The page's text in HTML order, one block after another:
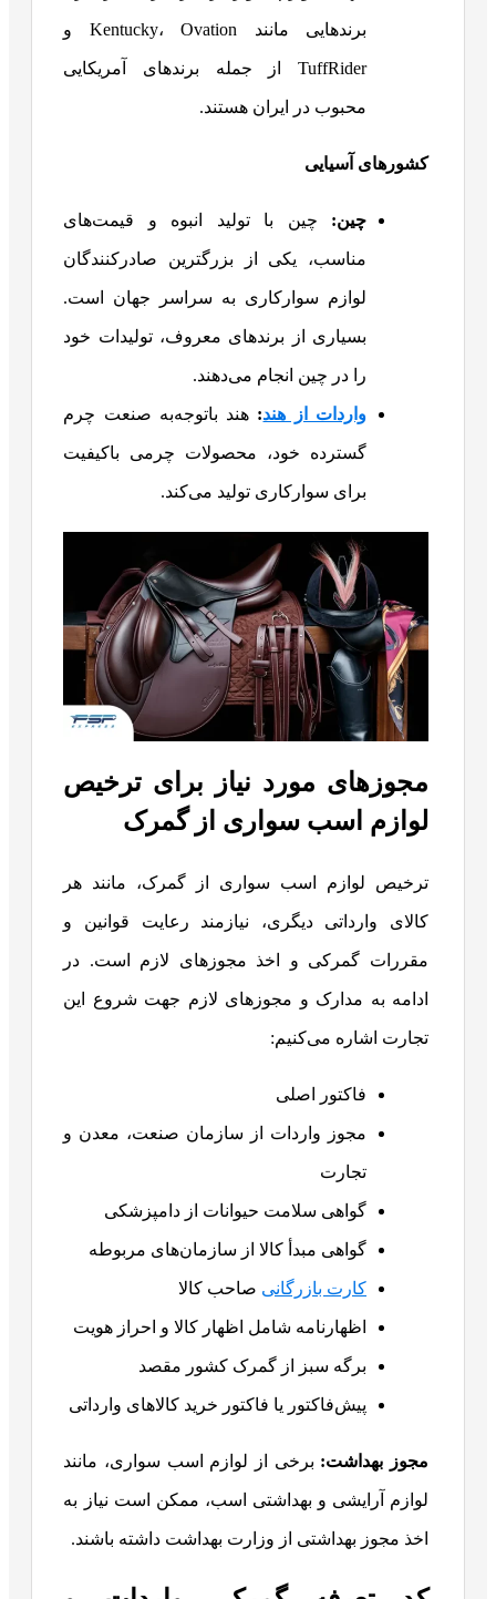
برندهایی مانند Kentucky، Ovation و
TuffRider از جمله برندهای آمریکایی
محبوب در ایران هستند.
کشورهای آسیایی
چین: چین با تولید انبوه و قیمت‌های
مناسب، یکی از بزرگترین صادرکنندگان
لوازم سوارکاری به سراسر جهان است.
بسیاری از برندهای معروف، تولیدات خود
را در چین انجام می‌دهند.
واردات از هند: هند باتوجه‌به صنعت چرم
گسترده خود، محصولات چرمی باکیفیت
برای سوارکاری تولید می‌کند.
مجوزهای مورد نیاز برای ترخیص
لوازم اسب سواری از گمرک
ترخیص لوازم اسب سواری از گمرک، مانند هر
کالای وارداتی دیگری، نیازمند رعایت قوانین و
مقررات گمرکی و اخذ مجوزهای لازم است. در
ادامه به مدارک و مجوزهای لازم جهت شروع این
تجارت اشاره می‌کنیم:
فاکتور اصلی
مجوز واردات از سازمان صنعت، معدن و
تجارت
گواهی سلامت حیوانات از دامپزشکی
گواهی مبدأ کالا از سازمان‌های مربوطه
کارت بازرگانی صاحب کالا
اظهارنامه شامل اظهار کالا و احراز هویت
برگه سبز از گمرک کشور مقصد
پیش‌فاکتور یا فاکتور خرید کالاهای وارداتی
مجوز بهداشت: برخی از لوازم اسب سواری، مانند
لوازم آرایشی و بهداشتی اسب، ممکن است نیاز به
اخذ مجوز بهداشتی از وزارت بهداشت داشته باشند.